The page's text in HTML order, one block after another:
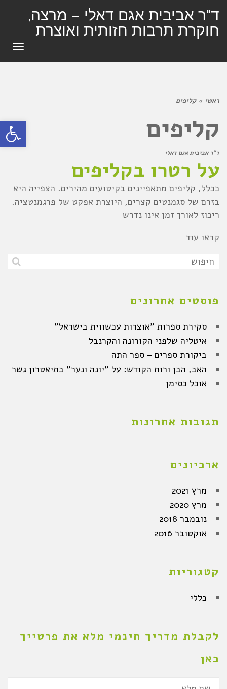
פתח
ד"ר אביבית אגם דאלי – מרצה,
חוקרת תרבות חזותית ואוצרת
ראשי » קליפים
קליפים
ד"ר אביבית אגם דאלי
על רטרו בקליפים
ככלל, קליפים מתאפיינים בקיטועים מהירים. הצפייה היא
בזרם של סגמנטים קצרים, היוצרת אפקט של פרגמנטציה.
ריכוז לאורך זמן אינו נדרש
קראו עוד
פוסטים אחרונים
סקירת ספרות "אוצרות עכשווית בישראל"
איטליה שלפני הקורונה והקרנבל
ביקורת ספרים – ספר התה
האב, הבן ורוח הקודש: על "יונה ונער" בתיאטרון גשר
אוכל כסימן
תגובות אחרונות
ארכיונים
מרץ 2021
מרץ 2020
נובמבר 2018
אוקטובר 2016
קטגוריות
כללי
לקבלת מדריך חינמי מלא את פרטייך
כאן